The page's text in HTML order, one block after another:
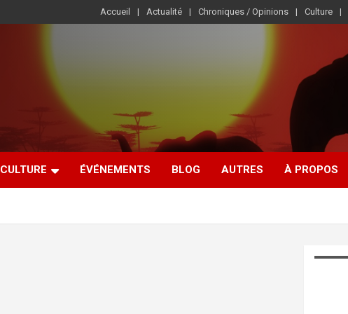
Accueil Actualité Chroniques / Opinions Culture
CULTURE ÉVÉNEMENTS BLOG AUTRES À PROPOS